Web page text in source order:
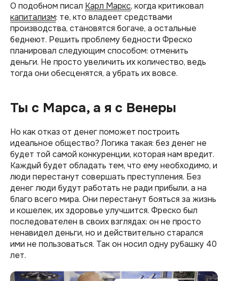
О подобном писал Карл Маркс, когда критиковал
капитализм: те, кто владеет средствами
производства, становятся богаче, а остальные
беднеют. Решить проблему бедности Фреско
планировал следующим способом: отменить
деньги. Не просто увеличить их количество, ведь
тогда они обесценятся, а убрать их вовсе.
Ты с Марса, а я с Венеры
Но как отказ от денег поможет построить
идеальное общество? Логика такая: без денег не
будет той самой конкуренции, которая нам вредит.
Каждый будет обладать тем, что ему необходимо, и
люди перестанут совершать преступления. Без
денег люди будут работать не ради прибыли, а на
благо всего мира. Они перестанут бояться за жизнь
и кошелек, их здоровье улучшится. Фреско был
последователен в своих взглядах: он не просто
ненавидел деньги, но и действительно старался
ими не пользоваться. Так он носил одну рубашку 40
лет.